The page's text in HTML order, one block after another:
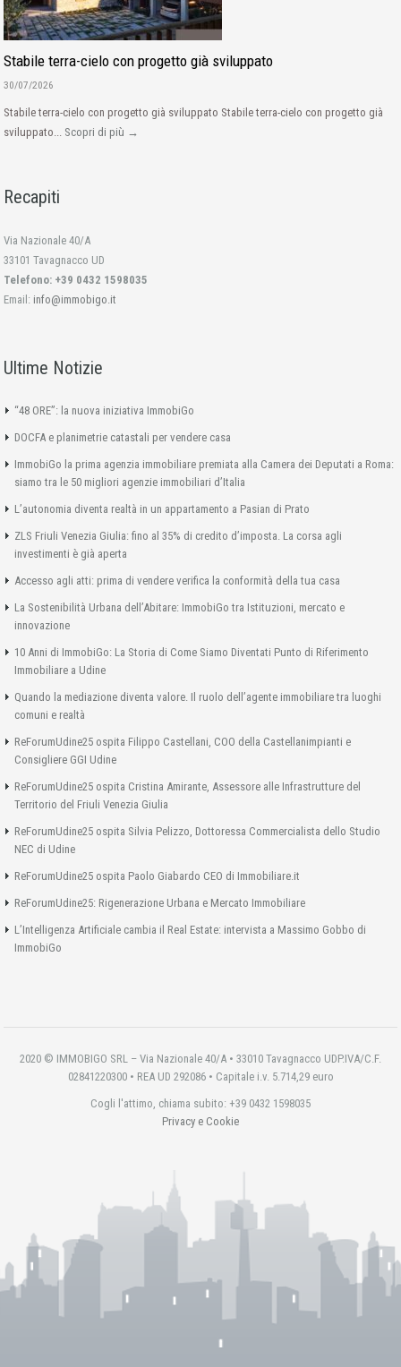
Stabile terra-cielo con progetto già sviluppato
30/07/2026
Stabile terra-cielo con progetto già sviluppato Stabile terra-cielo con progetto già
sviluppato... Scopri di più →
Recapiti
Via Nazionale 40/A
33101 Tavagnacco UD
Telefono: +39 0432 1598035
Email: info@immobigo.it
Ultime Notizie
“48 ORE”: la nuova iniziativa ImmobiGo
DOCFA e planimetrie catastali per vendere casa
ImmobiGo la prima agenzia immobiliare premiata alla Camera dei Deputati a Roma:
siamo tra le 50 migliori agenzie immobiliari d’Italia
L’autonomia diventa realtà in un appartamento a Pasian di Prato
ZLS Friuli Venezia Giulia: fino al 35% di credito d’imposta. La corsa agli
investimenti è già aperta
Accesso agli atti: prima di vendere verifica la conformità della tua casa
La Sostenibilità Urbana dell’Abitare: ImmobiGo tra Istituzioni, mercato e
innovazione
10 Anni di ImmobiGo: La Storia di Come Siamo Diventati Punto di Riferimento
Immobiliare a Udine
Quando la mediazione diventa valore. Il ruolo dell’agente immobiliare tra luoghi
comuni e realtà
ReForumUdine25 ospita Filippo Castellani, COO della Castellanimpianti e
Consigliere GGI Udine
ReForumUdine25 ospita Cristina Amirante, Assessore alle Infrastrutture del
Territorio del Friuli Venezia Giulia
ReForumUdine25 ospita Silvia Pelizzo, Dottoressa Commercialista dello Studio
NEC di Udine
ReForumUdine25 ospita Paolo Giabardo CEO di Immobiliare.it
ReForumUdine25: Rigenerazione Urbana e Mercato Immobiliare
L’Intelligenza Artificiale cambia il Real Estate: intervista a Massimo Gobbo di
ImmobiGo
2020 © IMMOBIGO SRL – Via Nazionale 40/A • 33010 Tavagnacco UDP.IVA/C.F.
02841220300 • REA UD 292086 • Capitale i.v. 5.714,29 euro
Cogli l'attimo, chiama subito: +39 0432 1598035
Privacy e Cookie